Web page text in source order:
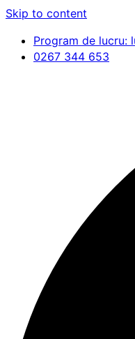
Skip to content
Program de lucru:
0267 344 653